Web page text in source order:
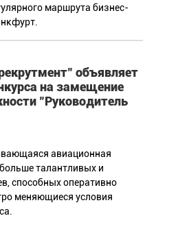
маршрута бизнес-
объявляет
на замещение
"Руководитель
авиационная
талантливых и
способных оперативно
меняющиеся условия